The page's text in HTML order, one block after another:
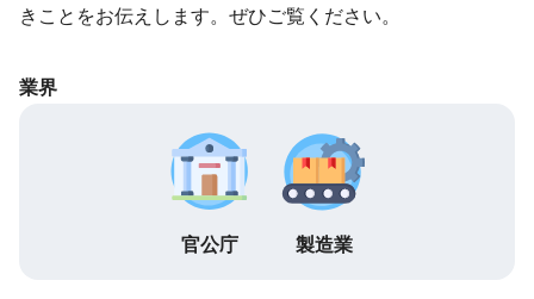
きことをお伝えします。ぜひご覧ください。
業界
官公庁 製造業